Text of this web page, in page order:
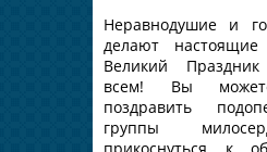
Неравнодушие и
делают настоящие
Великий
всем! Вы
поздравить
группы